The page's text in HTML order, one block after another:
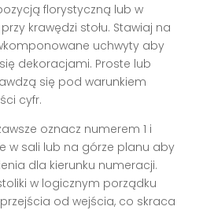
florystyczną lub w
krawędzi stołu. Stawiaj na
uchwyty aby
dekoracjami. Proste lub
się pod warunkiem
cyfr.
oznacz numerem 1 i
w sali lub na górze planu aby
dla kierunku numeracji.
w logicznym porządku
od wejścia, co skraca